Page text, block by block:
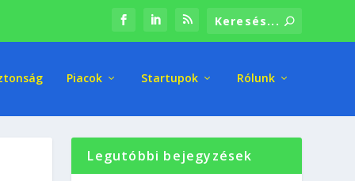
Piacok Startupok Rólunk
Legutóbbi bejegyzések